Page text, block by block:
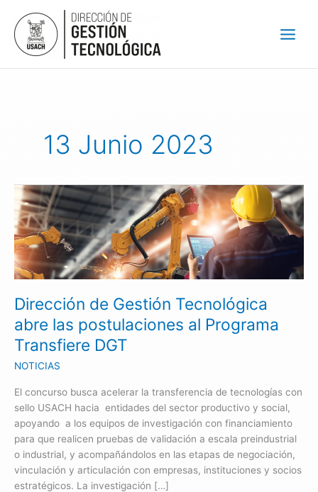
contenido
13 Junio 2023
Dirección de Gestión Tecnológica
abre las postulaciones al Programa
Transfiere DGT
NOTICIAS
El concurso busca acelerar la transferencia de tecnologías con
sello USACH hacia entidades del sector productivo y social,
apoyando a los equipos de investigación con financiamiento
para que realicen pruebas de validación a escala preindustrial
o industrial, y acompañándolos en las etapas de negociación,
vinculación y articulación con empresas, instituciones y socios
estratégicos. La investigación […]
Dirección
de
Gestión
Tecnológica
abre
las
al
Programa
Transfiere
DGT